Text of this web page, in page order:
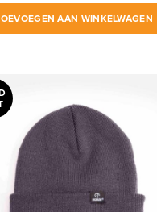
AAN WINKELWAGEN